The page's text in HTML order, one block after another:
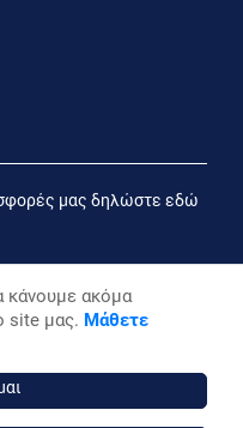
μας δηλώστε εδώ
email
κάνουμε ακόμα
site μας. Μάθετε